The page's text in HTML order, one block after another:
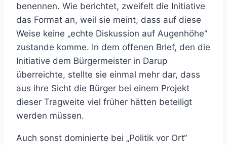
benennen. Wie berichtet, zweifelt die Initiative
das Format an, weil sie meint, dass auf diese
Weise keine „echte Diskussion auf Augenhöhe“
zustande komme. In dem offenen Brief, den die
Initiative dem Bürgermeister in Darup
überreichte, stellte sie einmal mehr dar, dass
aus ihre Sicht die Bürger bei einem Projekt
dieser Tragweite viel früher hätten beteiligt
werden müssen.
Auch sonst dominierte bei „Politik vor Ort“